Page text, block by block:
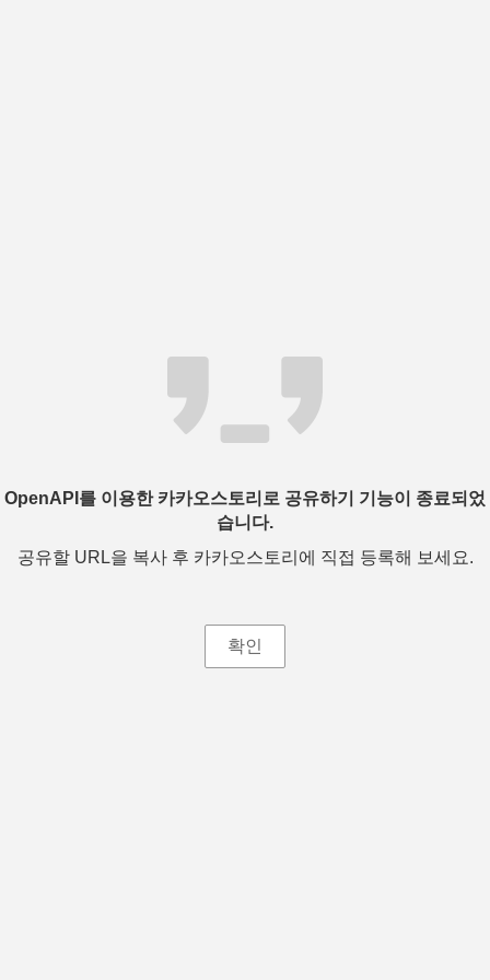
OpenAPI를 이용한 카카오스토리로 공유하기 기능이 종료되었
습니다.
공유할 URL을 복사 후 카카오스토리에 직접 등록해 보세요.
확인